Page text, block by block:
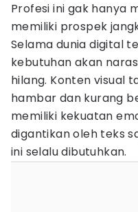
Profesi ini gak hanya
memiliki prospek
Selama dunia digital
kebutuhan akan
hilang. Konten visual
hambar dan kurang
memiliki kekuatan
digantikan oleh teks
ini selalu dibutuhkan.